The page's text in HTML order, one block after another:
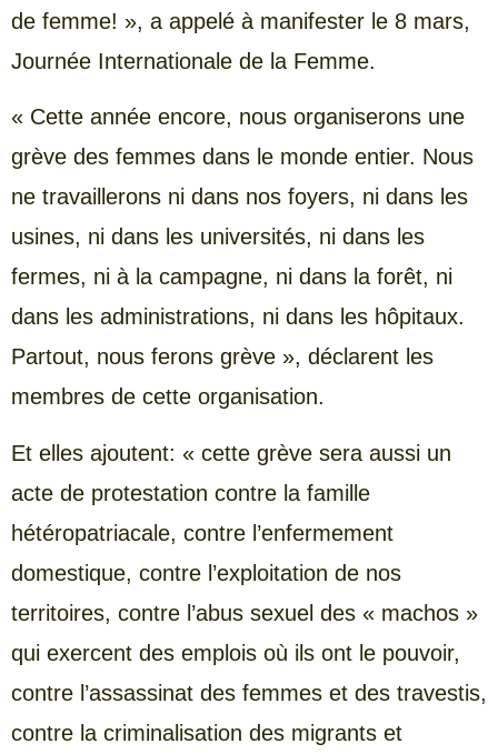
de femme! », a appelé à manifester le 8 mars,
Journée Internationale de la Femme.
« Cette année encore, nous organiserons une
grève des femmes dans le monde entier. Nous
ne travaillerons ni dans nos foyers, ni dans les
usines, ni dans les universités, ni dans les
fermes, ni à la campagne, ni dans la forêt, ni
dans les administrations, ni dans les hôpitaux.
Partout, nous ferons grève », déclarent les
membres de cette organisation.
Et elles ajoutent: « cette grève sera aussi un
acte de protestation contre la famille
hétéropatriacale, contre l’enfermement
domestique, contre l’exploitation de nos
territoires, contre l’abus sexuel des « machos »
qui exercent des emplois où ils ont le pouvoir,
contre l’assassinat des femmes et des travestis,
contre la criminalisation des migrants et